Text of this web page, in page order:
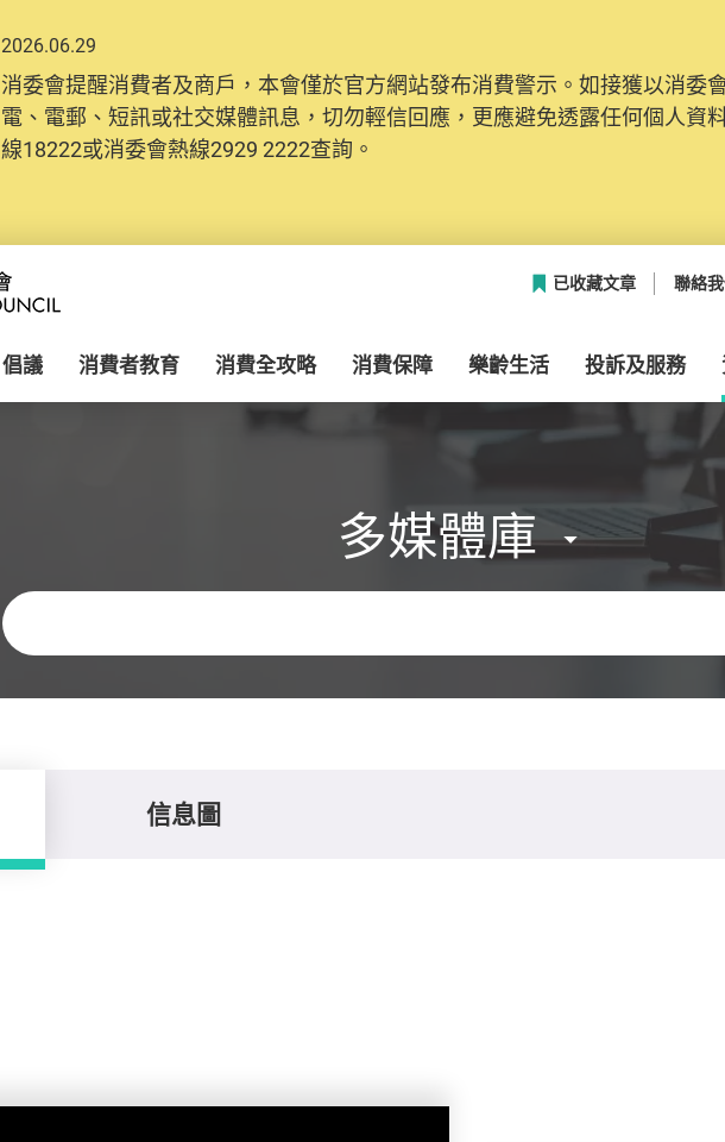
2026.06.29
消委會提醒消費者及商戶，本會僅於官方網站發布消費警示。如接獲以消委
電、電郵、短訊或社交媒體訊息，切勿輕信回應，更應避免透露任何個人資
線18222或消委會熱線2929 2222查詢。
2025.10.31
為提升使用者體驗及網絡安全，本會的投訴處理系統已經進行升級及推出
消費者需要提供基本聯絡資料（包括姓名、電郵及電話）註冊帳戶，才可提
紀錄將清晰整合於帳戶中，方便日後作出跟進。
已收藏文章 聯絡
倡議 消費者教育 消費全攻略 消費保障 樂齡生活 投訴及服務
多媒體庫
關鍵字
信息圖